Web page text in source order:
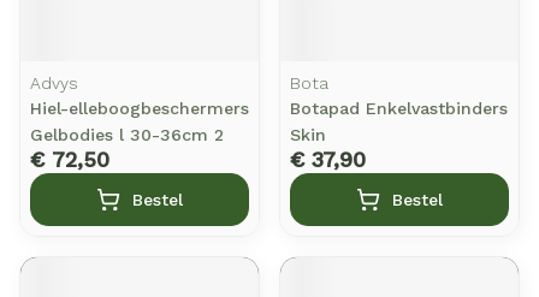
Advys
Hiel-elleboogbeschermers
Gelbodies l 30-36cm 2
€ 72,50
Bestel
Bota
Botapad Enkelvastbinders
Skin
€ 37,90
Bestel